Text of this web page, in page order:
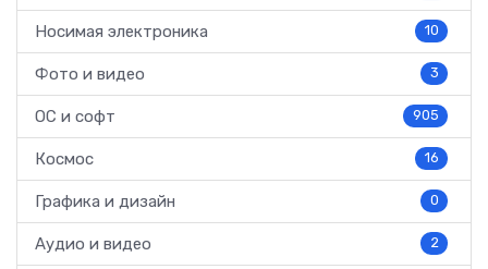
Носимая электроника 10
Фото и видео 3
ОС и софт 905
Космос 16
Графика и дизайн 0
Аудио и видео 2